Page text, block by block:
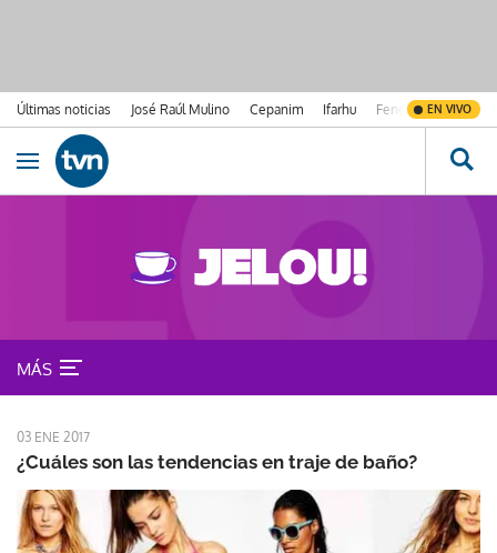
Últimas noticias José Raúl Mulino Cepanim Ifarhu Fenómeno de El
EN VIVO
Ir al contenido
Obrir navegació
MÁS
03 ENE 2017
¿Cuáles son las tendencias en traje de baño?